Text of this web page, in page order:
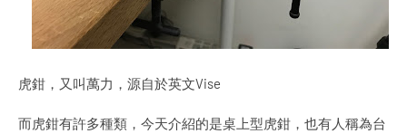
虎鉗，又叫萬力，源自於英文Vise
而虎鉗有許多種類，今天介紹的是桌上型虎鉗，也有人稱為台